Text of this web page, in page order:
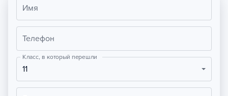
Имя
Телефон
Класс, в который перешли
11